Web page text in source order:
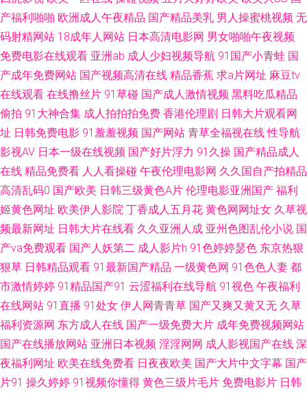
欧州成人一三区 浮力欧美第一页 欧美日韩人人 91资源在线 免费网站91 午夜
神马福利51 亚洲成人小说网站 ts人妖交友网站 国产精品自拍在线 老司机香
蕉久久 伊人婷婷影院 97在线视 福利社老湿 女优在线观看 色色看片 伊人久
操综合在线 91最新在线视频 国产VA在线 久草在线午夜剧场 午夜福利128 91
素人网 国产40页 久久精品福利导航 人妻超碰在线 亚洲成人A片 91视频家庭
超碰97久草 国产乱轮9 另类激情com 婷婷色图 91丝瓜浮力草草 成人精品视
频 久久97视屏 人人操人人摸超碰 午夜91视频 91夫妻原创久久 超碰人人骑
九九热人与兽 少妇四虎一线天 wwwAV资源网 国产精品青草 蜜臀综合91色
色一本道 91超碰伊人在线 草逼免费直接看 国成精品九区 美女奸三级 日韩素
逼视频网站 国产丝袜另类 欧美三级免费电影 五月天丁香社区 Av狠友 久久欧
产福利啪啪 欧洲成人午夜精品 国产精品美乳 男人操蜜桃视频 无
码射精网站 18成年人网站 日本高清电影网 男女啪啪午夜视频
免费电影在线观看 亚洲ab 成人少妇视频导航 91国产小青蛙 国
产成年免费网站 国产视频高清在线 精品香蕉 求a片网址 麻豆tv
在线观看 在线撸丝片 91草碰 国产成人激情视频 黑料吃瓜精品
偷拍 91大神合集 成人拍拍拍免费 香港伦理剧 日韩大片观看网
址 日韩免费电影 91羞羞视频 国产网站 青草全福视在线 性导航
影视AV 日本一级在线视频 国产好片浮力 91久操 国产精品成人
在线 精品免费看 人人看操碰 午夜伦理电影网 久久国自产拍精品
高清乱码0 国产欧美 日韩三级黄色A片 伦理电影亚洲国产 福利
姬黄色网址 欧美伊人影院 丁香成人五月花 黄色网网址女 久草视
频最新网址 日韩大片在线看 久久亚洲人成 亚州色图乱伦小说 国
产va免费观看 国产人妖第二 成人影片h 91色婷婷瑟色 东京热狠
狠草 日韩精品观看 91最新国产精品 一级黄色网 91色色人妻 都
市激情婷婷 91精品国产91 云涩福利在线导航 91视色 午夜福利
在线网站 91直播 91处女 伊人网青青草 国产又爽又黄又无 久草
福利资源网 东方成人在线 国产一级免费大片 成年免费视频网站
国产在线播放网站 亚洲日本视频 淫淫网网 成人影视国产在线 深
夜福利网址 欧美在线免费看 日夜夜欧美 国产大片中文字幕 国产
片91 操久婷婷 91视频你懂得 黄色三级片毛片 免费电影片 日韩